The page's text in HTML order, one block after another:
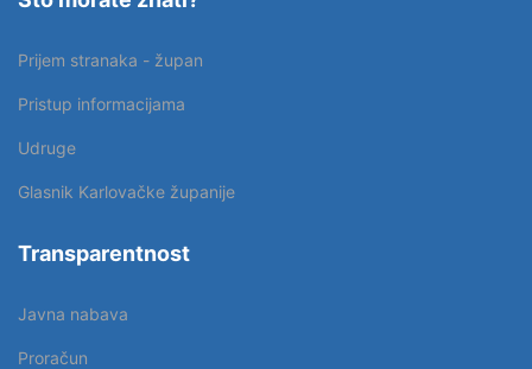
Prijem stranaka - župan
Pristup informacijama
Udruge
Glasnik Karlovačke županije
Transparentnost
Javna nabava
Proračun